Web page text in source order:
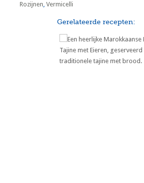
Rozijnen,Vermicelli
Gerelateerde recepten: